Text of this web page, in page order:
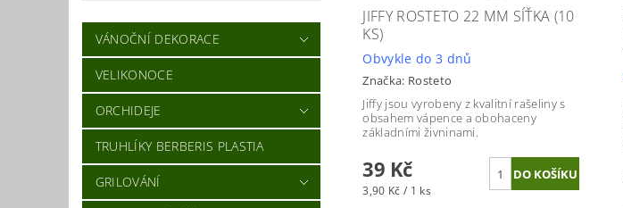
VÁNOČNÍ DEKORACE
VELIKONOCE
ORCHIDEJE
TRUHLÍKY BERBERIS PLASTIA
GRILOVÁNÍ
JIFFY ROSTETO 22 MM SÍŤKA (10
KS)
Obvykle do 3 dnů
Značka: Rosteto
Jiffy jsou vyrobeny z kvalitní rašeliny s
obsahem vápence a obohaceny
základními živninami.
39 Kč
3,90 Kč / 1 ks